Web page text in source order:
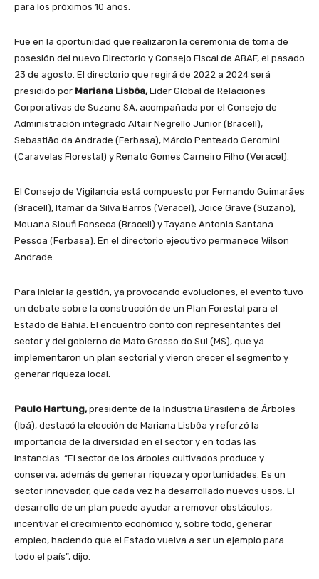
para los próximos 10 años.
Fue en la oportunidad que realizaron la ceremonia de toma de
posesión del nuevo Directorio y Consejo Fiscal de ABAF, el pasado
23 de agosto. El directorio que regirá de 2022 a 2024 será
presidido por Mariana Lisbôa,Líder Global de Relaciones
Corporativas de Suzano SA, acompañada por el Consejo de
Administración integrado Altair Negrello Junior (Bracell),
Sebastião da Andrade (Ferbasa), Márcio Penteado Geromini
(Caravelas Florestal) y Renato Gomes Carneiro Filho (Veracel).
El Consejo de Vigilancia está compuesto por Fernando Guimarães
(Bracell), Itamar da Silva Barros (Veracel), Joice Grave (Suzano),
Mouana Sioufi Fonseca (Bracell) y Tayane Antonia Santana
Pessoa (Ferbasa). En el directorio ejecutivo permanece Wilson
Andrade.
Para iniciar la gestión, ya provocando evoluciones, el evento tuvo
un debate sobre la construcción de un Plan Forestal para el
Estado de Bahía. El encuentro contó con representantes del
sector y del gobierno de Mato Grosso do Sul (MS), que ya
implementaron un plan sectorial y vieron crecer el segmento y
generar riqueza local.
Paulo Hartung,presidente de la Industria Brasileña de Árboles
(Ibá), destacó la elección de Mariana Lisbôa y reforzó la
importancia de la diversidad en el sector y en todas las
instancias. “El sector de los árboles cultivados produce y
conserva, además de generar riqueza y oportunidades. Es un
sector innovador, que cada vez ha desarrollado nuevos usos. El
desarrollo de un plan puede ayudar a remover obstáculos,
incentivar el crecimiento económico y, sobre todo, generar
empleo, haciendo que el Estado vuelva a ser un ejemplo para
todo el país”, dijo.